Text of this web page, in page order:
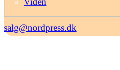
salg@nordpress.dk